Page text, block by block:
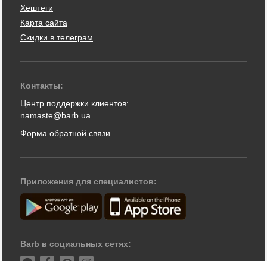
Хештеги
Карта сайта
Скидки в телеграм
Контакты:
Центр поддержки клиентов:
namaste@barb.ua
Форма обратной связи
Приложения для специалистов:
Barb в социальных сетях: